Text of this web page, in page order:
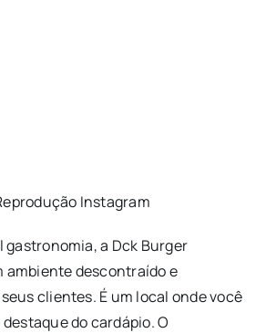
Instagram
gastronomia, a Dck Burger
ambiente descontraído e
clientes. É um local onde você
do cardápio. O